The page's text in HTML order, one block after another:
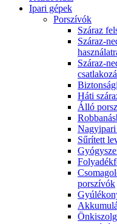
Ipari gépek
Porszívók
Száraz
Száraz-
Száraz-
Háti
Álló
Nagyipari
Sűrített
porszívók